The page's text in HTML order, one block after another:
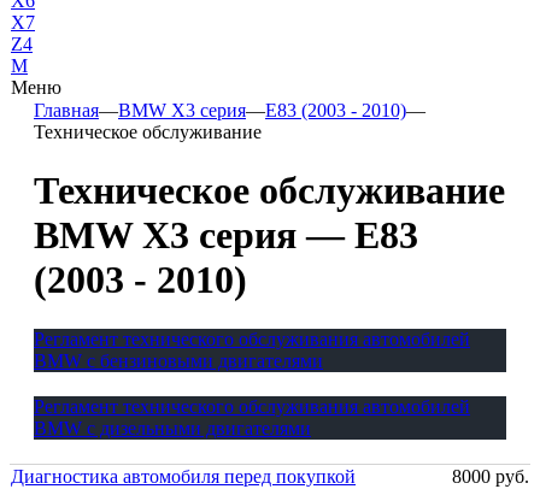
X7
Z4
М
Меню
Главная—BMW X3 серия—E83 (2003 - 2010)—
Техническое обслуживание
Техническое обслуживание
BMW X3 серия — E83
(2003 - 2010)
Регламент технического обслуживания автомобилей
BMW с бензиновыми двигателями
Регламент технического обслуживания автомобилей
BMW с дизельными двигателями
Диагностика автомобиля перед покупкой
8000 руб.